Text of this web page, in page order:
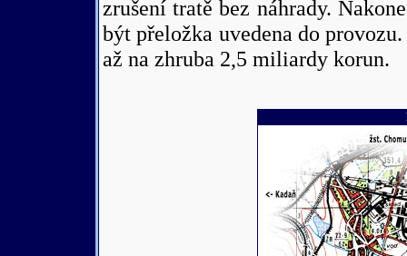
zrušení tratě bez náhrady.
být přeložka uvedena do
až na zhruba 2,5 miliardy korun.